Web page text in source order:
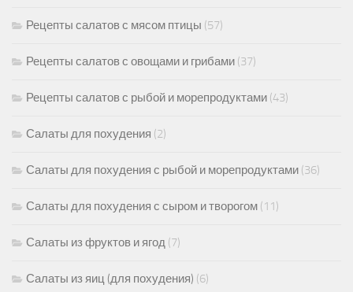
Рецепты салатов с мясом птицы (57)
Рецепты салатов с овощами и грибами (37)
Рецепты салатов с рыбой и морепродуктами (43)
Салаты для похудения (2)
Салаты для похудения с рыбой и морепродуктами (36)
Салаты для похудения с сыром и творогом (11)
Салаты из фруктов и ягод (7)
Салаты из яиц (для похудения) (6)